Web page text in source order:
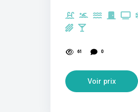
61 0
Voir prix